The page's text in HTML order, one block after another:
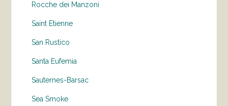
Rocche dei Manzoni
Saint Etienne
San Rustico
Santa Eufemia
Sauternes-Barsac
Sea Smoke